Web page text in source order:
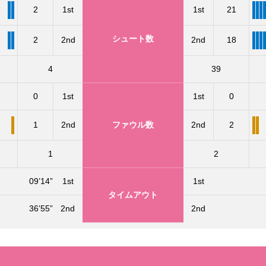
2 1st
シュート数
1st 21
2 2nd 2nd 18
4 39
0 1st
ファウル数
1st 0
1 2nd 2nd 2
1 2
09’14”
1st
タイムアウト
1st
36’55” 2nd 2nd